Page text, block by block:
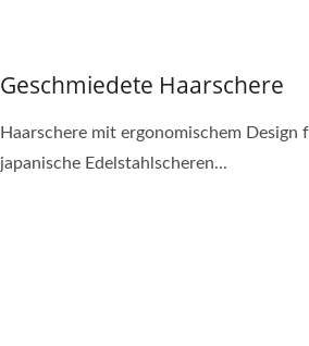
Geschmiedete Haarschere
Haarschere mit ergonomischem
japanische Edelstahlscheren...